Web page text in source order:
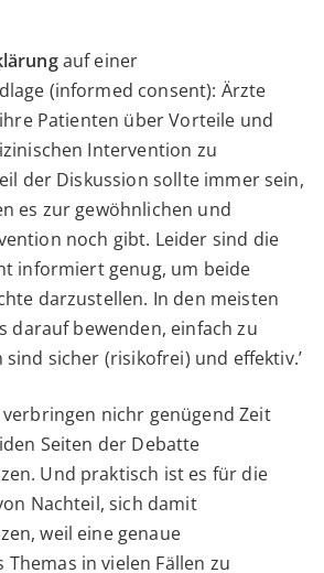
auf einer
(informed consent): Ärzte
Patienten über Vorteile und
Intervention zu
der Diskussion sollte immer sein,
es zur gewöhnlichen und
noch gibt. Leider sind die
informiert genug, um beide
darzustellen. In den meisten
darauf bewenden, einfach zu
sind sicher (risikofrei) und effektiv.’
nichr genügend Zeit
Seiten der Debatte
Und praktisch ist es für die
Nachteil, sich damit
weil eine genaue
in vielen Fällen zu